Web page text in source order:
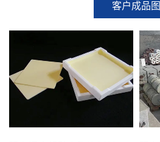
客户成品图